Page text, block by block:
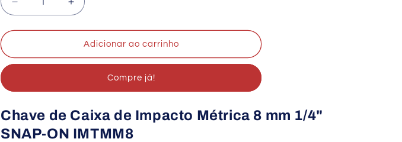
Diminuir
a
quantidade
Chave
de
SNAP-
ON
Aumentar
a
quantidade
Chave
de
SNAP-
ON
Adicionar ao carrinho
Compre já!
Chave de Caixa de Impacto Métrica 8 mm 1/4"
SNAP-ON IMTMM8